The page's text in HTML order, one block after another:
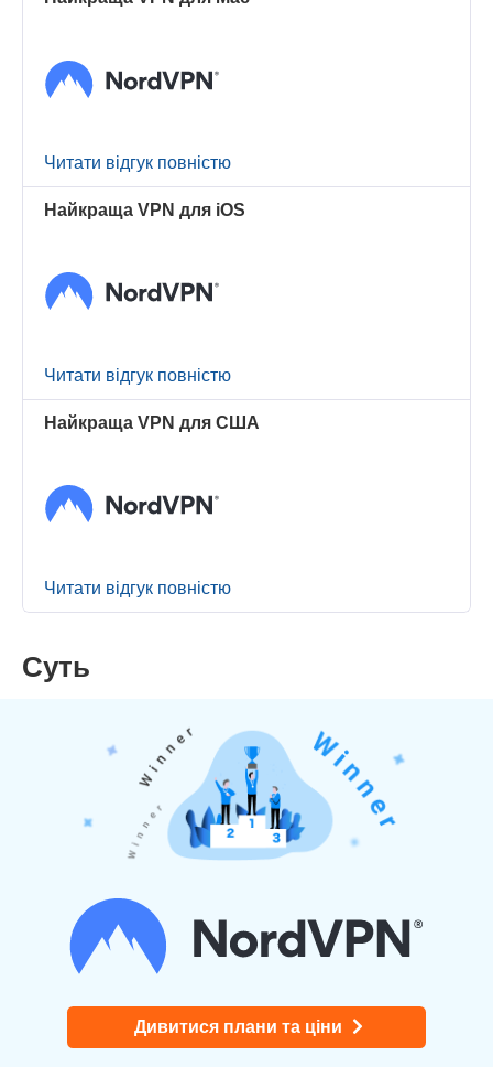
Читати відгук повністю
Найкраща VPN для iOS
Читати відгук повністю
Найкраща VPN для США
Читати відгук повністю
Суть
Дивитися плани та ціни